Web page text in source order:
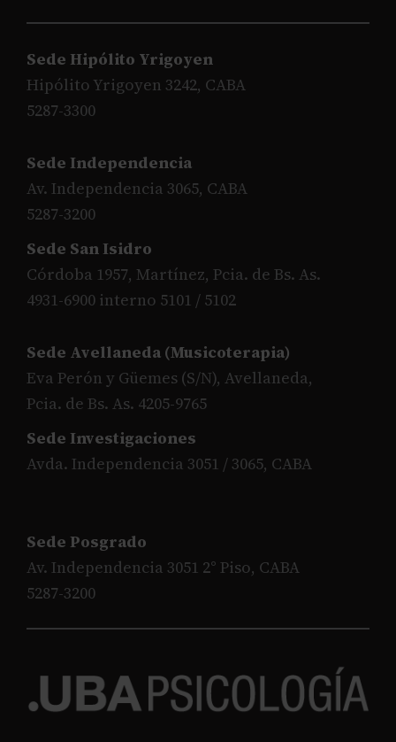
Sede Hipólito Yrigoyen
Hipólito Yrigoyen 3242, CABA
5287-3300
Sede Independencia
Av. Independencia 3065, CABA
5287-3200
Sede San Isidro
Córdoba 1957, Martínez, Pcia. de Bs. As.
4931-6900 interno 5101 / 5102
Sede Avellaneda (Musicoterapia)
Eva Perón y Güemes (S/N), Avellaneda,
Pcia. de Bs. As. 4205-9765
Sede Investigaciones
Avda. Independencia 3051 / 3065, CABA
Sede Posgrado
Av. Independencia 3051 2° Piso, CABA
5287-3200